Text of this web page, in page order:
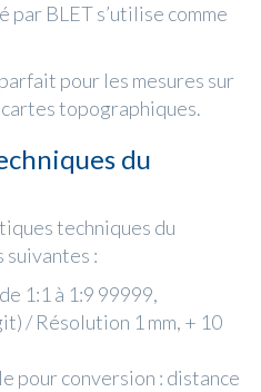
BLET s’utilise comme
pour les mesures sur
topographiques.
du
techniques du
:
1:1 à 1:9 99999,
/ Résolution 1 mm, + 10
pour conversion : distance